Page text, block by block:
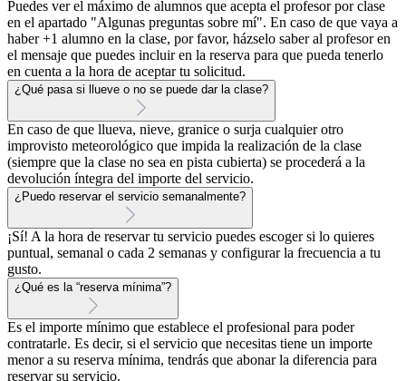
Puedes ver el máximo de alumnos que acepta el profesor por clase
en el apartado "Algunas preguntas sobre mí". En caso de que vaya a
haber +1 alumno en la clase, por favor, házselo saber al profesor en
el mensaje que puedes incluir en la reserva para que pueda tenerlo
en cuenta a la hora de aceptar tu solicitud.
¿Qué pasa si llueve o no se puede dar la clase?
En caso de que llueva, nieve, granice o surja cualquier otro
improvisto meteorológico que impida la realización de la clase
(siempre que la clase no sea en pista cubierta) se procederá a la
devolución íntegra del importe del servicio.
¿Puedo reservar el servicio semanalmente?
¡Sí! A la hora de reservar tu servicio puedes escoger si lo quieres
puntual, semanal o cada 2 semanas y configurar la frecuencia a tu
gusto.
¿Qué es la “reserva mínima”?
Es el importe mínimo que establece el profesional para poder
contratarle. Es decir, si el servicio que necesitas tiene un importe
menor a su reserva mínima, tendrás que abonar la diferencia para
reservar su servicio.